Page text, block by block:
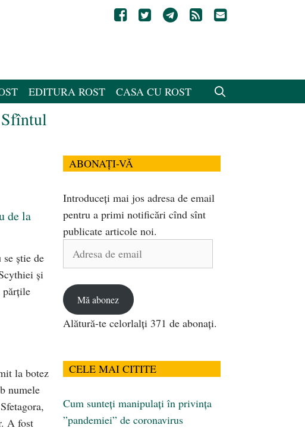
EDITURA ROST CASA CU ROST
de la
știe de
și
părțile
la botez
numele
A fost
ABONAȚI-VĂ
Introduceți mai jos adresa de email
pentru a primi notificări cînd sînt
publicate articole noi.
Adresa
Mă abonez
Alătură-te celorlalți 371 de abonați.
CELE MAI CITITE
Cum sunteți manipulați în privința
”pandemiei” de coronavirus